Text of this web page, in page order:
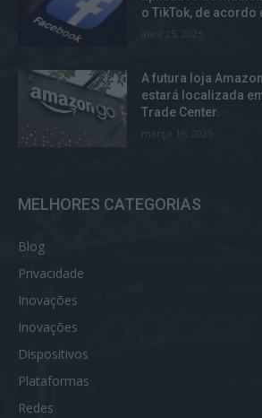
o TikTok, de acordo
A futura loja
estará localizada
Trade Center.
março 19, 2025
MELHORES CATEGORIAS
Blog
Privacidade
Inovações
Inovações
Dispositivos
Plataformas
Redes